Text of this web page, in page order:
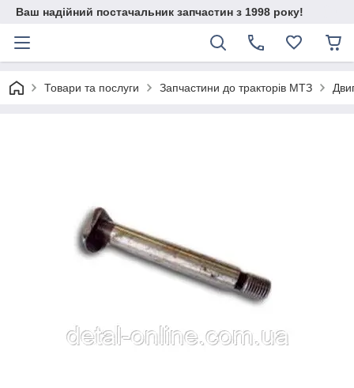
Ваш надійний постачальник запчастин з 1998 року!
Товари та послуги Запчастини до тракторів МТЗ